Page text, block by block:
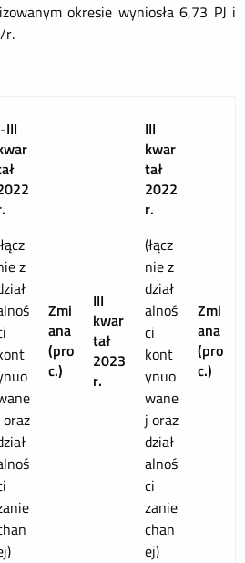
okresie wyniosła 6,73 PJ i
r.
III
z
oraz
Zmi
ana
(pro
c.)
III
kwar
tał
2023
r.
III
kwar
tał
2022
r.
(łącz
nie z
dział
alnoś
ci
kont
ynuo
wane
j oraz
dział
alnoś
ci
zanie
chan
ej)
Zmi
ana
(pro
c.)